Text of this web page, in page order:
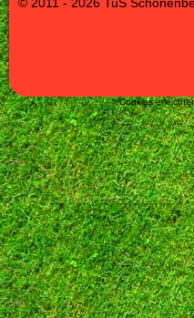
© 2011 - 2026 TuS
Cookies